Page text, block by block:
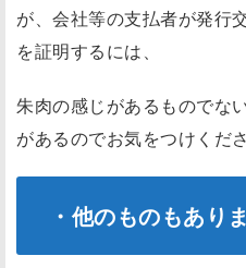
が、会社等の支払者が発行
を証明するには、
朱肉の感じがあるものでな
があるのでお気をつけくださ
・他のものもあり